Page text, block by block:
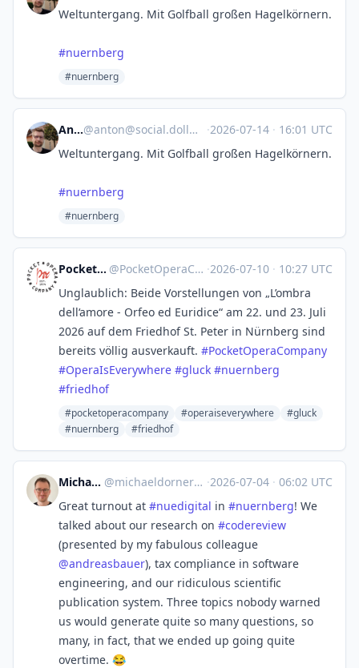
Weltuntergang. Mit Golfball großen Hagelkörnern.
#nuernberg
#nuernberg
Anton@anton@social.dollmaier.name ·2026-07-14 · 16:01 UTC
Weltuntergang. Mit Golfball großen Hagelkörnern.
#nuernberg
#nuernberg
Pocket Opera Company @PocketOperaCompany@artsandculture.social ·2026-07-10 · 10:27 UTC
Unglaublich: Beide Vorstellungen von „L’ombra
dell‘amore - Orfeo ed Euridice“ am 22. und 23. Juli
2026 auf dem Friedhof St. Peter in Nürnberg sind
bereits völlig ausverkauft. #PocketOperaCompany
#OperaIsEverywhere #gluck #nuernberg
#friedhof
#pocketoperacompany #operaiseverywhere
#gluck
#nuernberg
#friedhof
Michael Dorner @michaeldorner@mastodon.social ·2026-07-04 · 06:02 UTC
Great turnout at #nuedigital in #nuernberg! We
talked about our research on #codereview
(presented by my fabulous colleague
@andreasbauer), tax compliance in software
engineering, and our ridiculous scientific
publication system. Three topics nobody warned
us would generate quite so many questions, so
many, in fact, that we ended up going quite
overtime. 😂